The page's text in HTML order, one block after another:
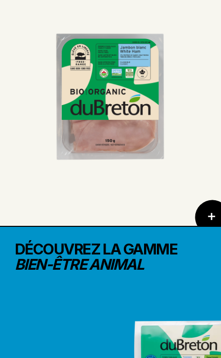
DÉCOUVREZ LA GAMME
BIEN-ÊTRE ANIMAL